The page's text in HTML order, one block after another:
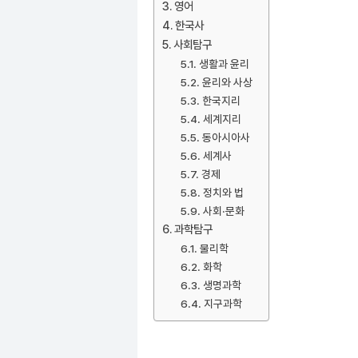
영어
한국사
사회탐구
생활과 윤리
윤리와 사상
한국지리
세계지리
동아시아사
세계사
경제
정치와 법
사회·문화
과학탐구
물리학
화학
생명과학
지구과학